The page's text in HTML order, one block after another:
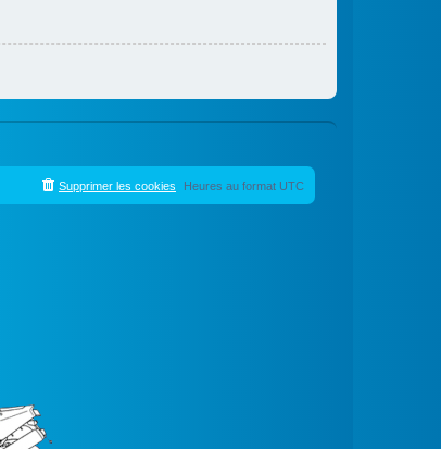
Heures au format UTC
Supprimer les cookies